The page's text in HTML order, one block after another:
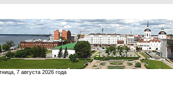
7 августа 2026 года